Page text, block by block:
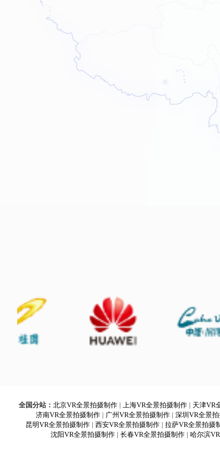
全国分站： 北京VR全景拍摄制作| 上海VR全景拍摄制作| 天津VR
济南VR全景拍摄制作| 广州VR全景拍摄制作| 深圳VR全景
昆明VR全景拍摄制作| 西安VR全景拍摄制作| 拉萨VR全景拍摄
沈阳VR全景拍摄制作
长春VR全景拍摄制作 哈尔滨